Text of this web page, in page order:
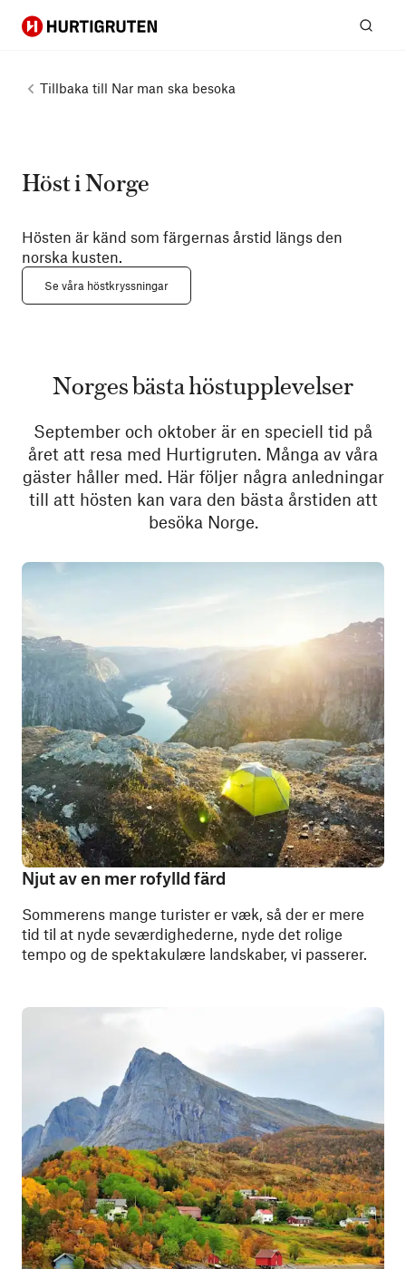
Hurtigruten
Tillbaka till Nar man ska besoka
Höst i Norge
Hösten är känd som färgernas årstid längs den
norska kusten.
Se våra höstkryssningar
Norges bästa höstupplevelser
September och oktober är en speciell tid på
året att resa med Hurtigruten. Många av våra
gäster håller med. Här följer några anledningar
till att hösten kan vara den bästa årstiden att
besöka Norge.
Njut av en mer rofylld färd
Sommerens mange turister er væk, så der er mere
tid til at nyde seværdighederne, nyde det rolige
tempo og de spektakulære landskaber, vi passerer.